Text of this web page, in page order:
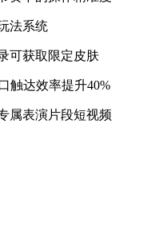
法系统
可获取限定皮肤
触达效率提升40%
属表演片段短视频